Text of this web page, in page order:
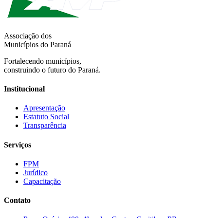
Associação dos
Municípios do Paraná
Fortalecendo municípios,
construindo o futuro do Paraná.
Institucional
Apresentação
Estatuto Social
Transparência
Serviços
FPM
Jurídico
Capacitação
Contato